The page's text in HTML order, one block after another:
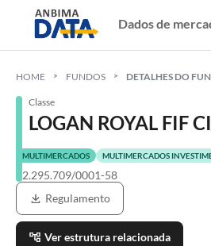
Dados de
HOME FUNDOS DETALHES DO
Classe
LOGAN ROYAL FIF
MULTIMERCADOS MULTIMERCADOS
32.295.709/0001-58
Regulamento
Ver estrutura relacionada